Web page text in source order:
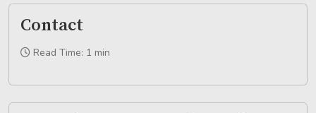
Contact
Read Time: 1 min